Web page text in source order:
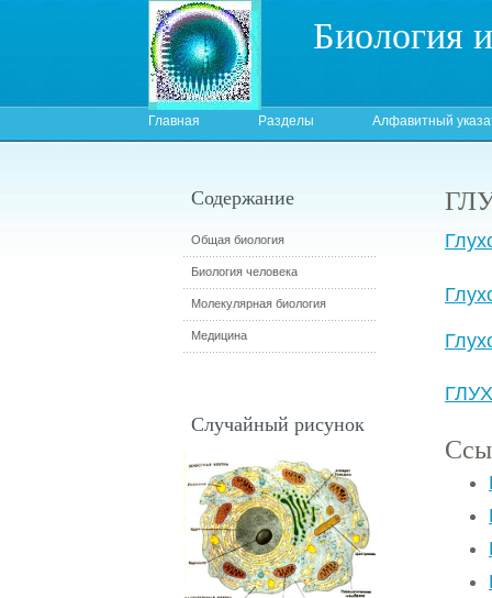
Биология
Главная Разделы Алфавитный
Содержание
Общая биология
Биология человека
Молекулярная биология
Медицина
Случайный рисунок